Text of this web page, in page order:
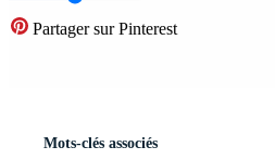
Partager sur Pinterest
Mots-clés associés